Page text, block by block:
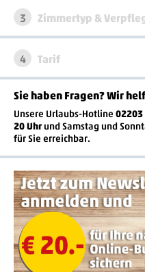
3 Zimmertyp &
4 Tarif
Sie haben Fragen? Wir
Unsere Urlaubs-Hotline
20 Uhr und Samstag und
für Sie erreichbar.